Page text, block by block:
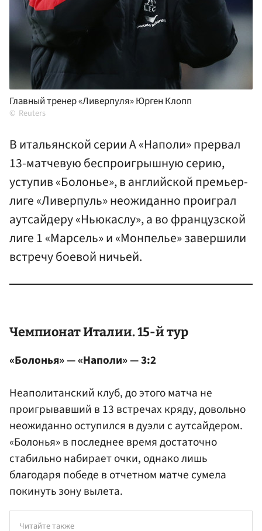
Главный тренер «Ливерпуля» Юрген Клопп
Reuters
В итальянской серии А «Наполи» прервал
13-матчевую беспроигрышную серию,
уступив «Болонье», в английской премьер-
лиге «Ливерпуль» неожиданно проиграл
аутсайдеру «Ньюкаслу», а во французской
лиге 1 «Марсель» и «Монпелье» завершили
встречу боевой ничьей.
Чемпионат Италии. 15-й тур
«Болонья» — «Наполи» — 3:2
Неаполитанский клуб, до этого матча не
проигрывавший в 13 встречах кряду, довольно
неожиданно оступился в дуэли с аутсайдером.
«Болонья» в последнее время достаточно
стабильно набирает очки, однако лишь
благодаря победе в отчетном матче сумела
покинуть зону вылета.
Читайте также